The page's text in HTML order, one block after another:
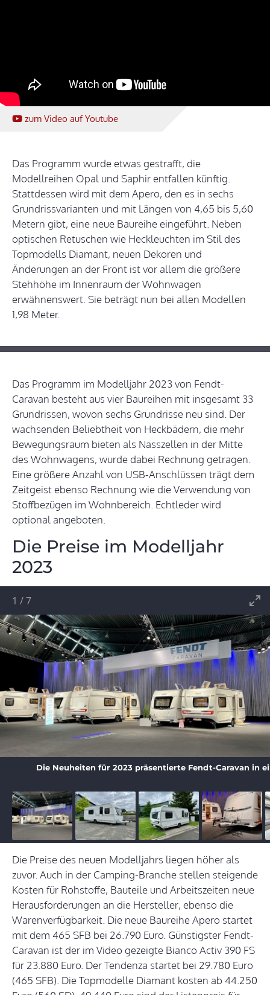
zum Video auf Youtube
Das Programm wurde etwas gestrafft, die
Modellreihen Opal und Saphir entfallen künftig.
Stattdessen wird mit dem Apero, den es in sechs
Grundrissvarianten und mit Längen von 4,65 bis 5,60
Metern gibt, eine neue Baureihe eingeführt. Neben
optischen Retuschen wie Heckleuchten im Stil des
Topmodells Diamant, neuen Dekoren und
Änderungen an der Front ist vor allem die größere
Stehhöhe im Innenraum der Wohnwagen
erwähnenswert. Sie beträgt nun bei allen Modellen
1,98 Meter.
Das Programm im Modelljahr 2023 von Fendt-
Caravan besteht aus vier Baureihen mit insgesamt 33
Grundrissen, wovon sechs Grundrisse neu sind. Der
wachsenden Beliebtheit von Heckbädern, die mehr
Bewegungsraum bieten als Nasszellen in der Mitte
des Wohnwagens, wurde dabei Rechnung getragen.
Eine größere Anzahl von USB-Anschlüssen trägt dem
Zeitgeist ebenso Rechnung wie die Verwendung von
Stoffbezügen im Wohnbereich. Echtleder wird
optional angeboten.
Die Preise im Modelljahr
2023
Die Neuheiten für 2023 präsentierte Fendt-Caravan in
1 /7
Die Preise des neuen Modelljahrs liegen höher als
zuvor. Auch in der Camping-Branche stellen steigende
Kosten für Rohstoffe, Bauteile und Arbeitszeiten neue
Herausforderungen an die Hersteller, ebenso die
Warenverfügbarkeit. Die neue Baureihe Apero startet
mit dem 465 SFB bei 26.790 Euro. Günstigster Fendt-
Caravan ist der im Video gezeigte Bianco Activ 390 FS
für 23.880 Euro. Der Tendenza startet bei 29.780 Euro
(465 SFB). Die Topmodelle Diamant kosten ab 44.250